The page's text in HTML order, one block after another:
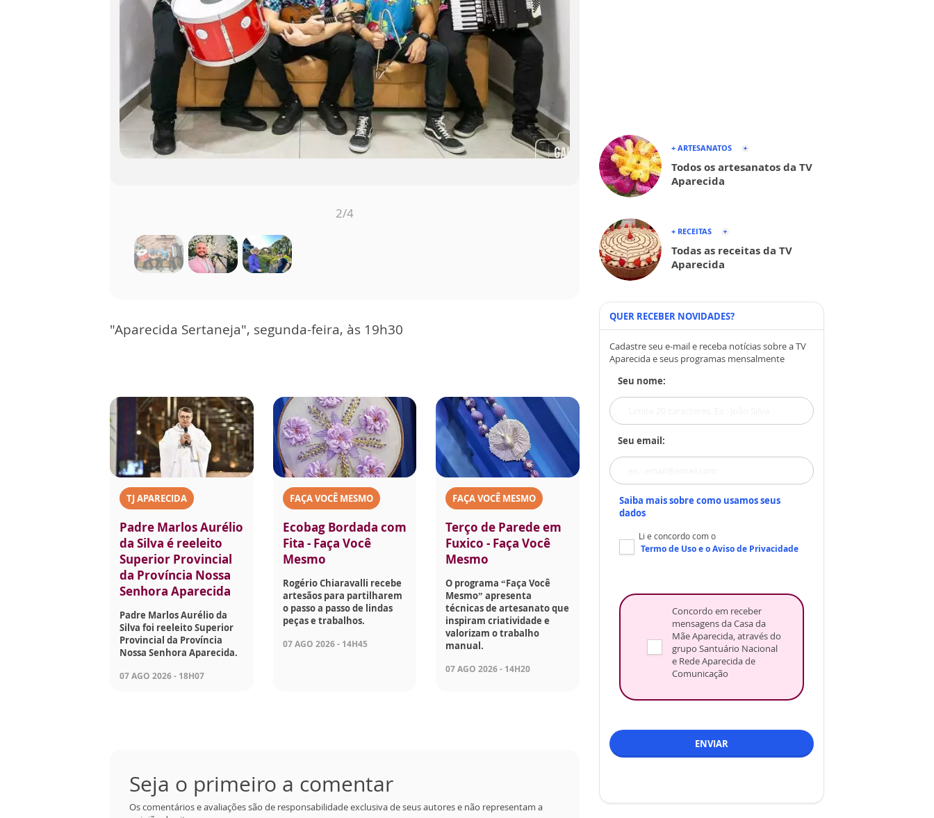
3/4
"Aparecida Sertaneja", segunda-feira, às 19h30
TJ APARECIDA
Padre Marlos Aurélio
da Silva é reeleito
Superior Provincial
da Província Nossa
Senhora Aparecida
Padre Marlos Aurélio da
Silva foi reeleito Superior
Provincial da Província
Nossa Senhora Aparecida.
07 AGO 2026 - 18H07
FAÇA VOCÊ MESMO
Ecobag Bordada com
Fita - Faça Você
Mesmo
Rogério Chiaravalli recebe
artesãos para partilharem
o passo a passo de lindas
peças e trabalhos.
07 AGO 2026 - 14H45
FAÇA VOCÊ MESMO
Terço de Parede em
Fuxico - Faça Você
Mesmo
O programa “Faça Você
Mesmo” apresenta
técnicas de artesanato que
inspiram criatividade e
valorizam o trabalho
manual.
07 AGO 2026 - 14H20
Seja o primeiro a comentar
Os comentários e avaliações são de responsabilidade exclusiva de seus autores e não representam a
+ ARTESANATOS
Todos os artesanatos da TV
Aparecida
+ RECEITAS
Todas as receitas da TV
Aparecida
QUER RECEBER NOVIDADES?
Cadastre seu e-mail e receba notícias sobre a TV
Aparecida e seus programas mensalmente
Seu nome:
Seu email:
Saiba mais sobre como usamos seus
dados
Li e concordo com o
Termo de Usoe oAviso de Privacidade
Concordo em receber
mensagens da Casa da
Mãe Aparecida, através do
grupo Santuário Nacional
e Rede Aparecida de
Comunicação
ENVIAR